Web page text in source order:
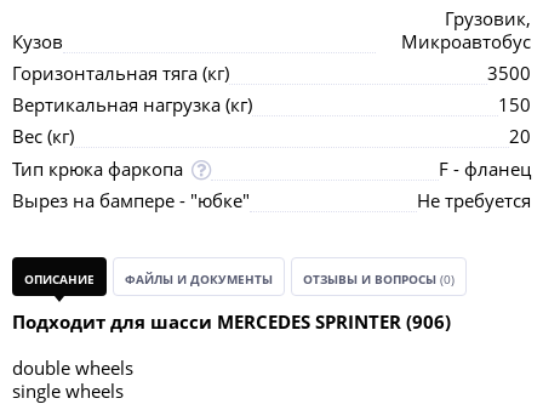
Кузов
Грузовик,
Микроавтобус
Горизонтальная тяга (кг)
3500
Вертикальная нагрузка (кг)
150
Вес (кг)
20
Тип крюка фаркопа
F - фланец
Вырез на бампере - "юбке"
Не требуется
ОПИСАНИЕ ФАЙЛЫ И ДОКУМЕНТЫ ОТЗЫВЫ И ВОПРОСЫ (0)
Подходит для шасси MERCEDES SPRINTER (906)
double wheels
single wheels